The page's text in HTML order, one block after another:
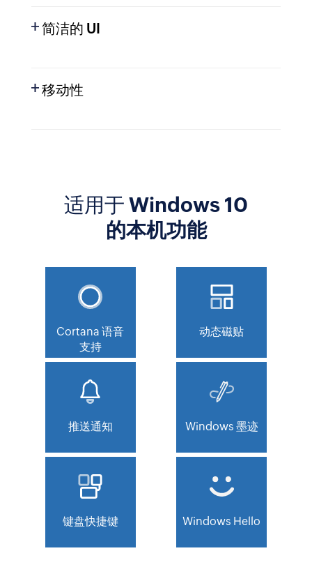
简洁的 UI
们的用户界面整洁且直观，可帮助您轻松设置
Zoho Books，让您在整个应用中顺畅无阻地
工作，并充分利用其所有功能。
移动性
Zoho Books 同样适用于 Windows 10 平板电
脑，使您无论身处何地，都能随时轻松处理财
务记账工作。
适用于 Windows 10
的本机功能
Cortana 语音
支持
推送通知
键盘快捷键
动态磁贴
Windows 墨迹
Windows Hello